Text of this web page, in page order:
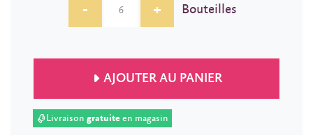
-
+ Bouteilles
AJOUTER AU PANIER
Livraison gratuiteen magasin